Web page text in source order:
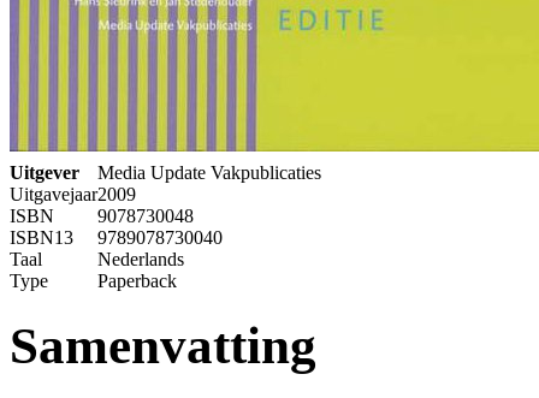
Uitgever
Media Update Vakpublicaties
Uitgavejaar2009
ISBN
9078730048
ISBN13
9789078730040
Taal
Nederlands
Type
Paperback
Samenvatting